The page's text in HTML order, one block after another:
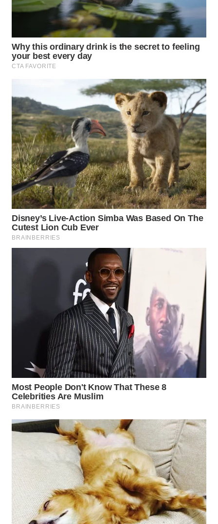
WN
WN
PADANG
LAWAS
SUMEDANG
WN
CIANJUR
WN
KEPULAUAN
SERIBU
WN
TANGERANG
WN
INDRAMAYU
KUNINGAN
WN
MAJALENGKA
WN
SUBANG
WN
SUKABUMI
WN
PURWAKARTA